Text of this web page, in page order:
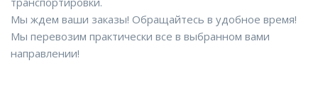
Мы ждем ваши заказы! Обращайтесь в удобное время!
Мы перевозим практически все в выбранном вами
направлении!